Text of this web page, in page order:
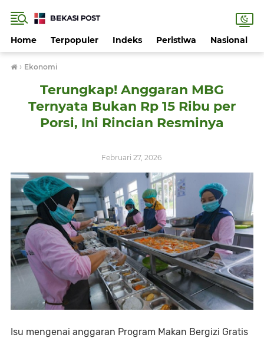
Home Terpopuler Indeks Peristiwa Nasional
› Ekonomi
Terungkap! Anggaran MBG
Ternyata Bukan Rp 15 Ribu per
Porsi, Ini Rincian Resminya
Februari 27, 2026
Isu mengenai anggaran Program Makan Bergizi Gratis